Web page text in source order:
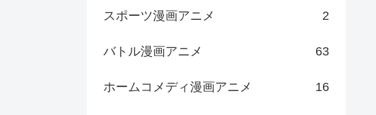
スポーツ漫画アニメ 2
バトル漫画アニメ 63
ホームコメディ漫画アニメ 16